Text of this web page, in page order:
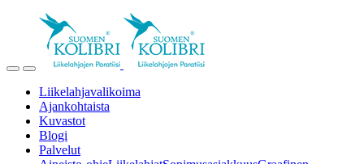
Liikelahjavalikoima
Ajankohtaista
Kuvastot
Blogi
Palvelut